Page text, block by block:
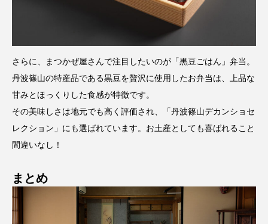
さらに、まつかぜ屋さんで注目したいのが「黒豆ごはん」弁当。
丹波篠山の特産品である黒豆を贅沢に使用したお弁当は、上品な
甘みとほっくりした食感が特徴です。
その美味しさは地元でも高く評価され、「丹波篠山デカンショセ
レクション」にも選ばれています。お土産としても喜ばれること
間違いなし！
まとめ